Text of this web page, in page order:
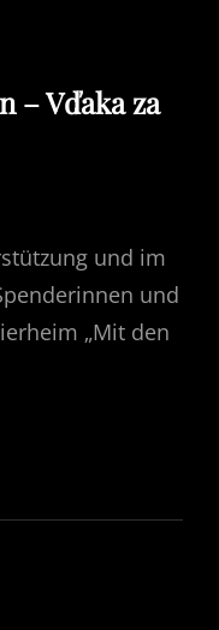
– Vďaka za
und im
und
„Mit den